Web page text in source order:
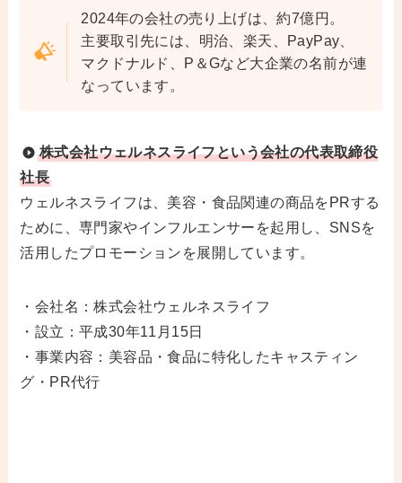
2024年の会社の売り上げは、約7億円。
主要取引先には、明治、楽天、PayPay、
マクドナルド、P＆Gなど大企業の名前が連
なっています。
株式会社ウェルネスライフという会社の代表取締役
社長
ウェルネスライフは、美容・食品関連の商品をPRする
ために、専門家やインフルエンサーを起用し、SNSを
活用したプロモーションを展開しています。
・会社名：株式会社ウェルネスライフ
・設立：平成30年11月15日
・事業内容：美容品・食品に特化したキャスティン
グ・PR代行